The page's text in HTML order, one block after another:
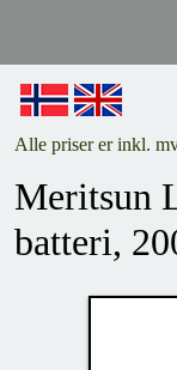
Alle priser er inkl.
Meritsun
batteri,